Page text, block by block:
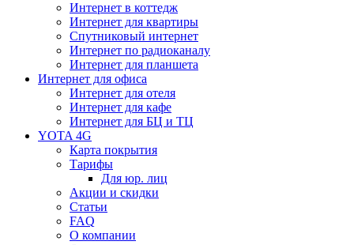
Интернет в коттедж
Интернет для квартиры
Спутниковый интернет
Интернет по радиоканалу
Интернет для планшета
Интернет для офиса
Интернет для отеля
Интернет для кафе
Интернет для БЦ и ТЦ
YOTA 4G
Карта покрытия
Тарифы
Для юр. лиц
Акции и скидки
Статьи
FAQ
О компании